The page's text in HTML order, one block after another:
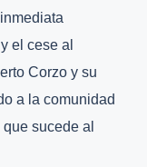
el cese al
Corzo y su
a la comunidad
sucede al